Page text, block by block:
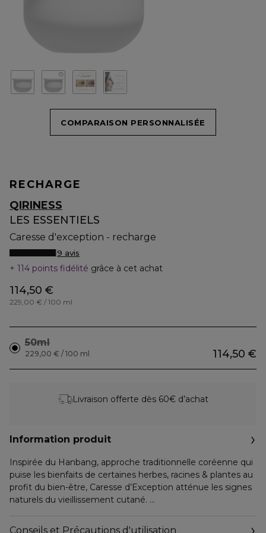
COMPARAISON PERSONNALISÉE
RECHARGE
QIRINESS
LES ESSENTIELS
Caresse d'exception - recharge
9 avis
114 points fidélité grâce à cet achat
114,50 €
229,00 € / 100 ml
50ml
114,50 €
229,00 € / 100 ml
Livraison offerte dès 60€ d’achat
Information produit
Inspirée du Hanbang, approche traditionnelle coréenne qui
puise les bienfaits de certaines herbes, racines & plantes au
profit du bien-être, Caresse d’Exception atténue les signes
naturels du vieillissement cutané.
Développée pour les peaux les plus matures, sèches et
Conseils et Précautions d'utilisation